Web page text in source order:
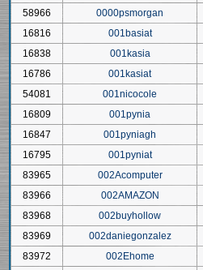
58966
0000psmorgan
16816
001basiat
16838
001kasia
16786
001kasiat
54081
001nicocole
16809
001pynia
16847
001pyniagh
16795
001pyniat
83965
002Acomputer
83966
002AMAZON
83968
002buyhollow
83969
002daniegonzalez
83972
002Ehome